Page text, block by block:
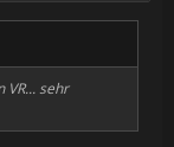
VR... sehr